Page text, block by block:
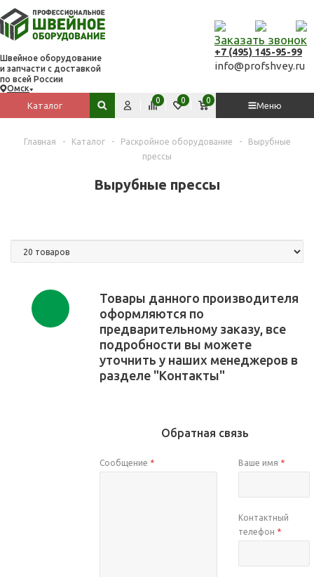
Швейное оборудование
и запчасти с доставкой
по всей России
Омск
Заказать звонок
+7 (495) 145-95-99
info@profshvey.ru
Каталог
Меню
Поиск по сайту
Сравнить
0 Избранное
0 Корзина
0
Главная - Каталог - Раскройное оборудование -
Вырубные
прессы
Вырубные прессы
Товары данного производителя
оформляются по
предварительному заказу, все
подробности вы можете
уточнить у наших менеджеров в
разделе "Контакты"
Обратная связь
Сообщение * Ваше имя *
Контактный
телефон *